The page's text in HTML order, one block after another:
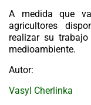
A medida que
agricultores
realizar su
medioambiente.
Autor:
Vasyl Cherlinka